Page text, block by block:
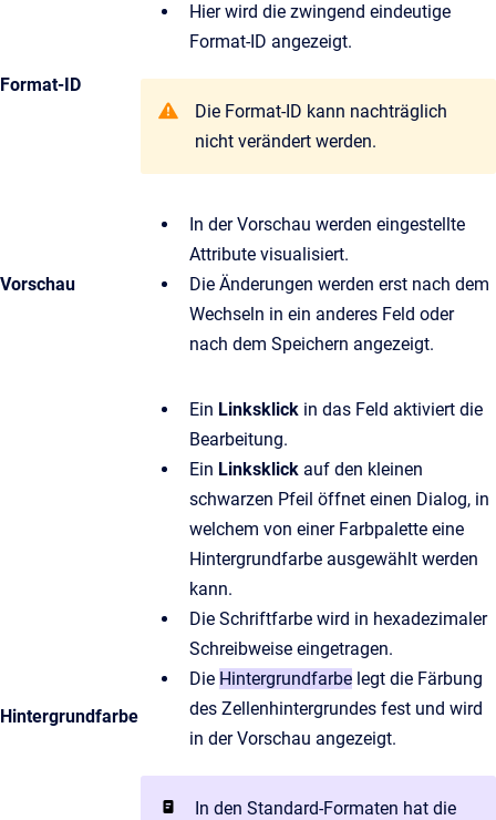
Format-ID
Hier wird die zwingend eindeutige
Format-ID angezeigt.
Die Format-ID kann nachträglich
nicht verändert werden.
Vorschau
In der Vorschau werden eingestellte
Attribute visualisiert.
Die Änderungen werden erst nach dem
Wechseln in ein anderes Feld oder
nach dem Speichern angezeigt.
Hintergrundfarbe
Ein Linksklick in das Feld aktiviert die
Bearbeitung.
Ein Linksklick auf den kleinen
schwarzen Pfeil öffnet einen Dialog, in
welchem von einer Farbpalette eine
Hintergrundfarbe ausgewählt werden
kann.
Die Schriftfarbe wird in hexadezimaler
Schreibweise eingetragen.
Die Hintergrundfarbe legt die Färbung
des Zellenhintergrundes fest und wird
in der Vorschau angezeigt.
In den Standard-Formaten hat die